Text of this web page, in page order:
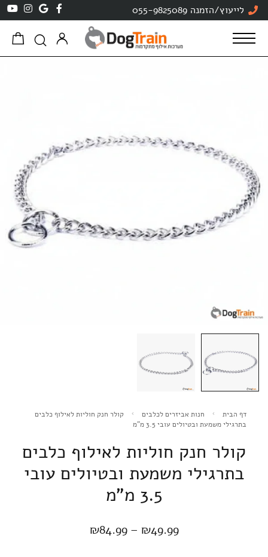
לייעוץ/הזמנה 055-9825089
דף הבית חנות אביזרים לכלבים
קולר חנק חוליות לאילוף כלבים
בתרגילי משמעת ובטיולים עובי 3.5 מ"מ
קולר חנק חוליות לאילוף כלבים
בתרגילי משמעת ובטיולים עובי
3.5 מ"מ
₪49.99
–
₪84.99